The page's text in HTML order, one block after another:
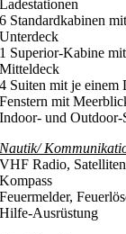
Ladestationen
6 Standardkabinen
Unterdeck
1 Superior-Kabine
Mitteldeck
4 Suiten mit je einem
Fenstern mit
Indoor- und
Nautik/
VHF Radio,
Kompass
Feuermelder,
Hilfe-Ausrüstung